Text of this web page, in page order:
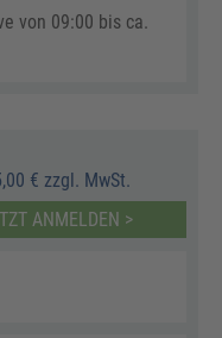
von 09:00 bis ca.
€ zzgl. MwSt.
ANMELDEN >